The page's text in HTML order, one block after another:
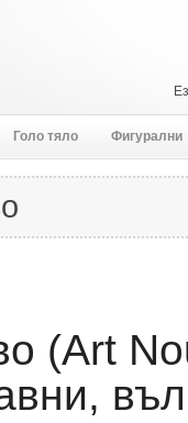
Голо тяло Фигурални
(Art